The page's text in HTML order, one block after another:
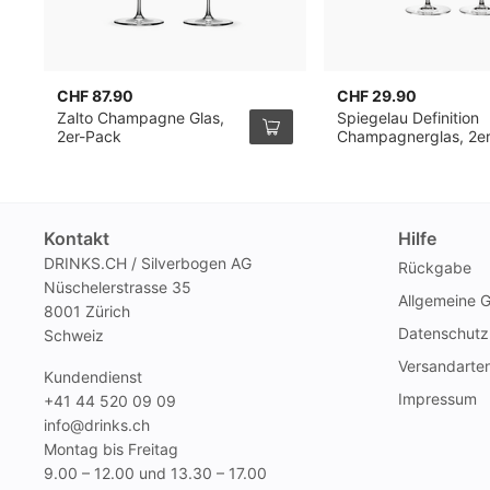
CHF 87.90
Zalto Champagne Glas,
2er-Pack
CHF 29.90
Spiegelau Definition
Champagnerglas,
Kontakt
DRINKS.CH / Silverbogen AG
Nüschelerstrasse 35
8001 Zürich
Schweiz
Kundendienst
+41 44 520 09 09
info@drinks.ch
Montag bis Freitag
9.00 – 12.00 und 13.30 – 17.00
Hilfe
Rückgabe
Allgemeine
Datenschutz
Impressum